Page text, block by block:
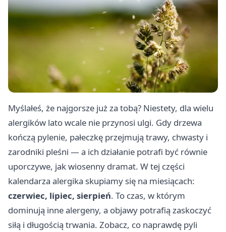
Myślałeś, że najgorsze już za tobą? Niestety, dla wielu
alergików lato wcale nie przynosi ulgi. Gdy drzewa
kończą pylenie, pałeczkę przejmują trawy, chwasty i
zarodniki pleśni — a ich działanie potrafi być równie
uporczywe, jak wiosenny dramat. W tej części
kalendarza alergika skupiamy się na miesiącach:
czerwiec, lipiec, sierpień. To czas, w którym
dominują inne alergeny, a objawy potrafią zaskoczyć
siłą i długością trwania. Zobacz, co naprawdę pyli